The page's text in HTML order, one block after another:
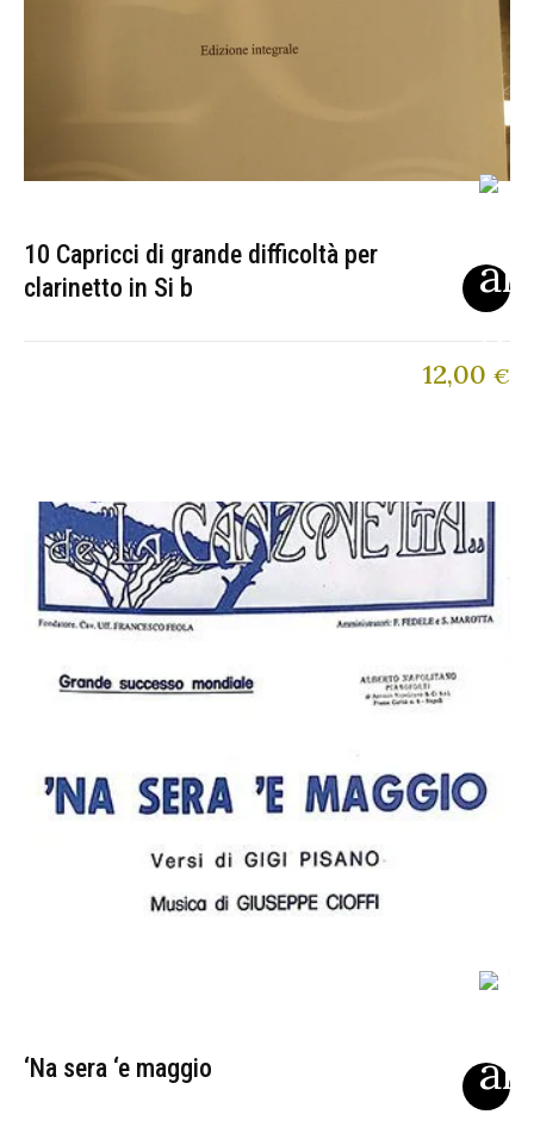
10 Capricci di grande difficoltà per
clarinetto in Si b
12,00 €
‘Na sera ‘e maggio